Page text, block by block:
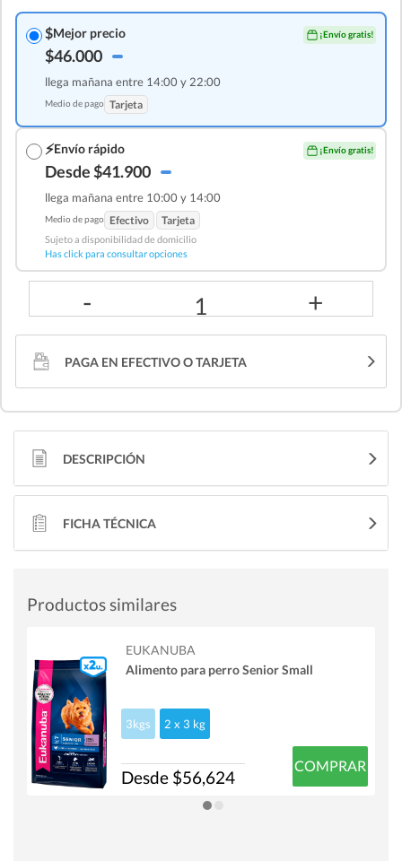
$Mejor precio ¡Envío gratis!
$46.000
llega mañana entre 14:00 y 22:00
Medio de pago Tarjeta
⚡Envío rápido ¡Envío gratis!
Desde $41.900
llega mañana entre 10:00 y 14:00
Medio de pago Efectivo Tarjeta
Sujeto a disponibilidad de domicilio
Has click para consultar opciones
- 1 +
PAGA EN EFECTIVO O TARJETA
DESCRIPCIÓN
FICHA TÉCNICA
Productos similares
EUKANUBA
Alimento para perro Senior Small
3kgs 2 x 3 kg
Desde $56,624
COMPRAR